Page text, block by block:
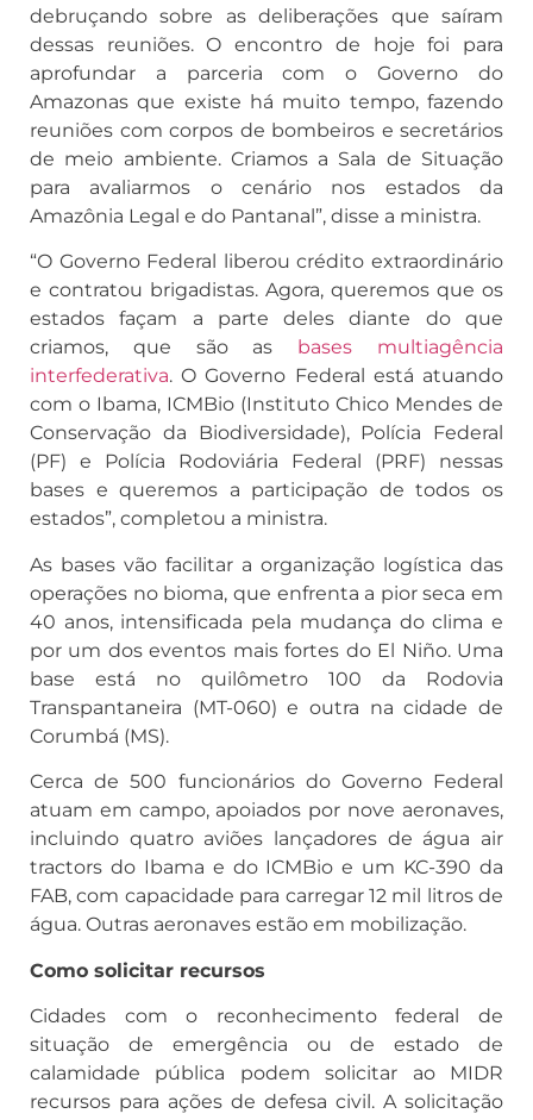
debruçando sobre as deliberações que saíram
dessas reuniões. O encontro de hoje foi para
aprofundar a parceria com o Governo do
Amazonas que existe há muito tempo, fazendo
reuniões com corpos de bombeiros e secretários
de meio ambiente. Criamos a Sala de Situação
para avaliarmos o cenário nos estados da
Amazônia Legal e do Pantanal”, disse a ministra.
“O Governo Federal liberou crédito extraordinário
e contratou brigadistas. Agora, queremos que os
estados façam a parte deles diante do que
criamos, que são as bases multiagência
interfederativa. O Governo Federal está atuando
com o Ibama, ICMBio (Instituto Chico Mendes de
Conservação da Biodiversidade), Polícia Federal
(PF) e Polícia Rodoviária Federal (PRF) nessas
bases e queremos a participação de todos os
estados”, completou a ministra.
As bases vão facilitar a organização logística das
operações no bioma, que enfrenta a pior seca em
40 anos, intensificada pela mudança do clima e
por um dos eventos mais fortes do El Niño. Uma
base está no quilômetro 100 da Rodovia
Transpantaneira (MT-060) e outra na cidade de
Corumbá (MS).
Cerca de 500 funcionários do Governo Federal
atuam em campo, apoiados por nove aeronaves,
incluindo quatro aviões lançadores de água air
tractors do Ibama e do ICMBio e um KC-390 da
FAB, com capacidade para carregar 12 mil litros de
água. Outras aeronaves estão em mobilização.
Como solicitar recursos
Cidades com o reconhecimento federal de
situação de emergência ou de estado de
calamidade pública podem solicitar ao MIDR
recursos para ações de defesa civil. A solicitação